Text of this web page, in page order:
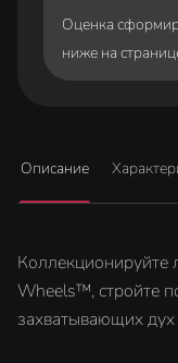
Оценка
ниже на
Описание
Wheels™, стройте
захватывающих дух